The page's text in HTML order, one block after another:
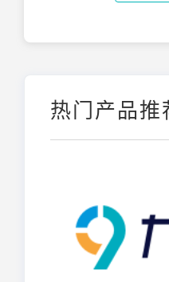
热门产品推